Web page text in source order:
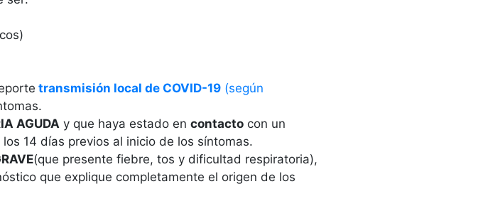
transmisión local de COVID-19 (según
AGUDA y que haya estado en contacto con un
los 14 días previos al inicio de los síntomas.
(que presente fiebre, tos y dificultad respiratoria),
que explique completamente el origen de los